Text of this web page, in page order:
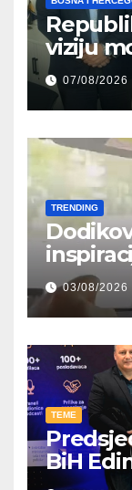
viziju
07/08/2026
TRENDING
kroz
03/08/2026
TEME
BiH